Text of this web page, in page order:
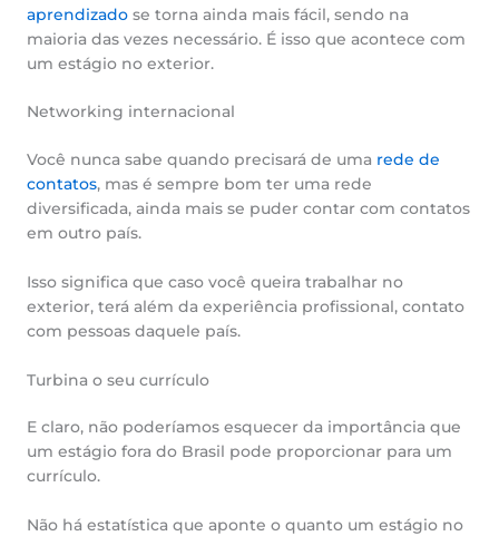
aprendizado se torna ainda mais fácil, sendo na
maioria das vezes necessário. É isso que acontece com
um estágio no exterior.
Networking internacional
Você nunca sabe quando precisará de uma rede de
contatos, mas é sempre bom ter uma rede
diversificada, ainda mais se puder contar com contatos
em outro país.
Isso significa que caso você queira trabalhar no
exterior, terá além da experiência profissional, contato
com pessoas daquele país.
Turbina o seu currículo
E claro, não poderíamos esquecer da importância que
um estágio fora do Brasil pode proporcionar para um
currículo.
Não há estatística que aponte o quanto um estágio no